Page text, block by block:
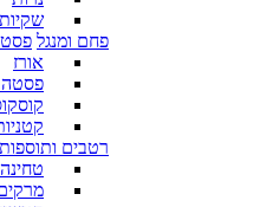
פחם ומנגל
אורז
פסטה
רטבים ותוספות